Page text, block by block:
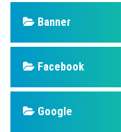
Banner
Facebook
Google